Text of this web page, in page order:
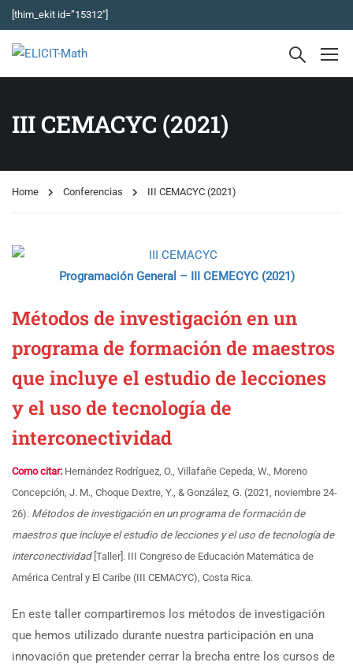
[thim_ekit id=”15312″]
III CEMACYC (2021)
Home Conferencias III CEMACYC (2021)
Programación General – III CEMECYC (2021)
Métodos de investigación en un
programa de formación de maestros
que incluye el estudio de lecciones
y el uso de tecnología de
interconectividad
Como citar: Hernández Rodríguez, O., Villafañe Cepeda, W., Moreno
Concepción, J. M., Choque Dextre, Y., & González, G. (2021, noviembre 24-
26). Métodos de investigación en un programa de formación de
maestros que incluye el estudio de lecciones y el uso de tecnología de
interconectividad[Taller]. III Congreso de Educación Matemática de
América Central y El Caribe (III CEMACYC), Costa Rica.
En este taller compartiremos los métodos de investigación
que hemos utilizado durante nuestra participación en una
innovación que pretender cerrar la brecha entre los cursos de